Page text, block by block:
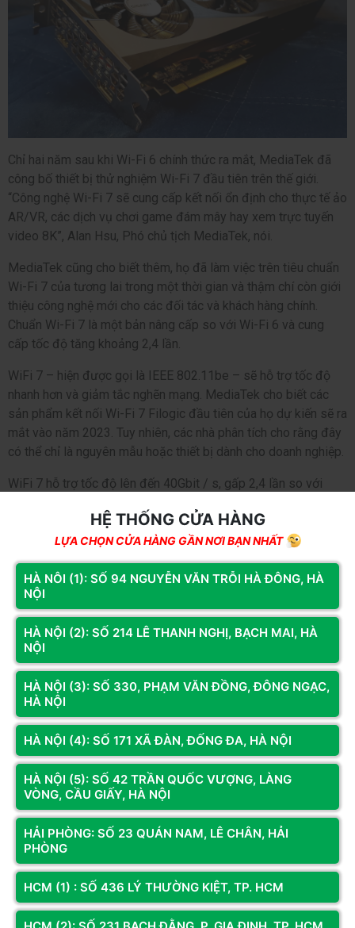
Chỉ hai năm sau khi Wi-Fi 6 chính thức ra mắt, MediaTek đã
công bố thiết bị thử nghiệm Wi-Fi 7 đầu tiên trên thế giới.
“Công nghệ Wi-Fi 7 sẽ cung cấp kết nối ổn định cho thực tế ảo
AR/VR, các dịch vụ chơi game đám mây hay xem trực tuyến
video 8K”, Alan Hsu, Phó chủ tịch MediaTek, nói.
MediaTek cũng cho biết thêm, họ đã làm việc trên tiêu chuẩn
Wi-Fi 7 của tương lai trong một thời gian và thậm chí còn giới
thiệu công nghệ mới cho các đối tác và khách hàng chính.
Chuẩn Wi-Fi 7 là một bản nâng cấp so với Wi-Fi 6 và cung
cấp tốc độ tăng khoảng 2,4 lần.
WiFi 7 – hiện được gọi là IEEE 802.11be – sẽ hỗ trợ tốc độ
nhanh hơn và giảm tắc nghẽn mạng. MediaTek cho biết các
sản phẩm kết nối Wi-Fi 7 Filogic đầu tiên của họ dự kiến ​​sẽ ra
mắt vào năm 2023. Tuy nhiên, các nhà phân tích cho rằng đây
có thể chỉ là nguyên mẫu hoặc thiết bị dành cho doanh nghiệp.
WiFi 7 hỗ trợ tốc độ lên đến 40Gbit / s, gấp 2,4 lần so với
2,4GHz, 5GHz và 6GHz. Công nghệ mới có thể đáp ứng nhu
cầu về tất cả các ứng dụng mà người tiêu dùng yêu thích ngày
nay và cũng mở ra cánh cửa cho các ứng dụng AR / VR trong
tương lai.
Chuẩn Wi-Fi 7 sẽ có thể sử dụng các kênh 320MHz, sử dụng
điều chế biên độ vuông góc 4K (QAM), đơn vị tài nguyên đa
người dùng (MRU) và sẽ vẫn hoạt động trên các tần số
2.4GHz, 5GHz và 6GHz hiện có.
MediaTek cho biết các thiết bị đầu tiên có hỗ trợ Wi-Fi 7 sẽ
được tung ra thị trường vào năm 2023. Tuy nhiên, những tiêu
chuẩn đó sẽ dựa trên một đặc điểm kỹ thuật dự thảo, vì bản
thân tiêu chuẩn sẽ không được IEEE (Viện Kỹ sư Điện và Điện
tử) chứng nhận cho đến năm 2024.
HỆ THỐNG CỬA HÀNG
LỰA CHỌN CỬA HÀNG GẦN NƠI BẠN NHẤT
HÀ NÔI (1): SỐ 94 NGUYỄN VĂN TRỖI HÀ ĐÔNG, HÀ
NỘI
HÀ NỘI (2): SỐ 214 LÊ THANH NGHỊ, BẠCH MAI, HÀ
NỘI
HÀ NỘI (3): SỐ 330, PHẠM VĂN ĐỒNG, ĐÔNG NGẠC,
HÀ NỘI
HÀ NỘI (4): SỐ 171 XÃ ĐÀN, ĐỐNG ĐA, HÀ NỘI
HÀ NỘI (5): SỐ 42 TRẦN QUỐC VƯỢNG, LÀNG
VÒNG, CẦU GIẤY, HÀ NỘI
HẢI PHÒNG: SỐ 23 QUÁN NAM, LÊ CHÂN, HẢI
PHÒNG
HCM (1) : SỐ 436 LÝ THƯỜNG KIỆT, TP. HCM